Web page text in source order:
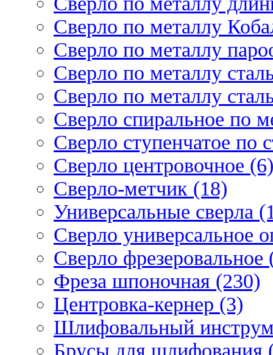
Сверло по металлу
Сверло по металлу
Сверло по металлу
Сверло по металлу
Сверло спиральное по
Сверло ступенчатое по
Сверло центровочное (6)
Сверло-метчик (18)
Универсальные сверла
Сверло универсальное
Сверло фрезеровальное
Фреза шпоночная (230)
Центровка-кернер (3)
Шлифовальный
Брусы для шлифования